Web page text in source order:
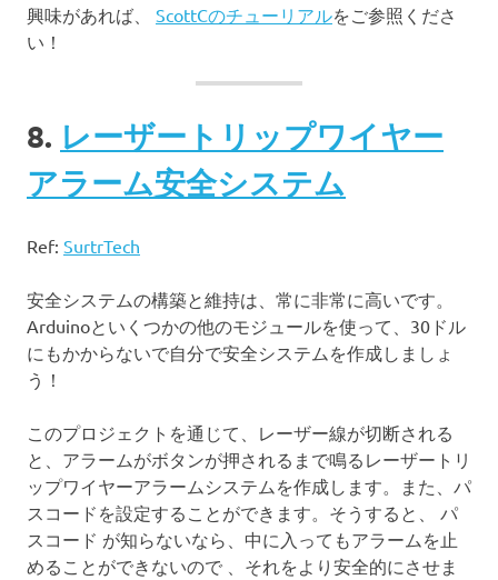
興味があれば、 ScottCのチューリアルをご参照くださ
い！
8. レーザートリップワイヤー
アラーム安全システム
Ref: SurtrTech
安全システムの構築と維持は、常に非常に高いです。
Arduinoといくつかの他のモジュールを使って、30ドル
にもかからないで自分で安全システムを作成しましょ
う！
このプロジェクトを通じて、レーザー線が切断される
と、アラームがボタンが押されるまで鳴るレーザートリ
ップワイヤーアラームシステムを作成します。また、パ
スコードを設定することができます。そうすると、 パ
スコード が知らないなら、中に入ってもアラームを止
めることができないので 、それをより安全的にさせま